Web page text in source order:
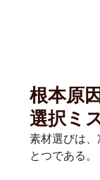
根本原
選択ミ
素材選びは
とつである。